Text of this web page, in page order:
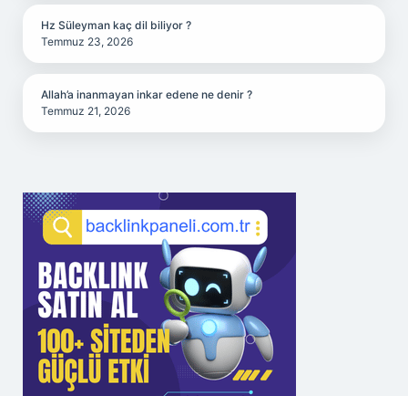
Hz Süleyman kaç dil biliyor ?
Temmuz 23, 2026
Allah’a inanmayan inkar edene ne denir ?
Temmuz 21, 2026